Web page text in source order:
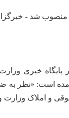
پایگاه خبری
است: «نظر به
و املاک